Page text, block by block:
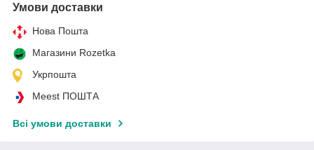
Умови доставки
Нова Пошта
Магазини Rozetka
Укрпошта
Meest ПОШТА
Всі умови доставки